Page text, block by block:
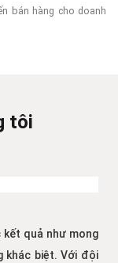
bán hàng cho doanh
tôi
quả như mong
khác biệt. Với đội